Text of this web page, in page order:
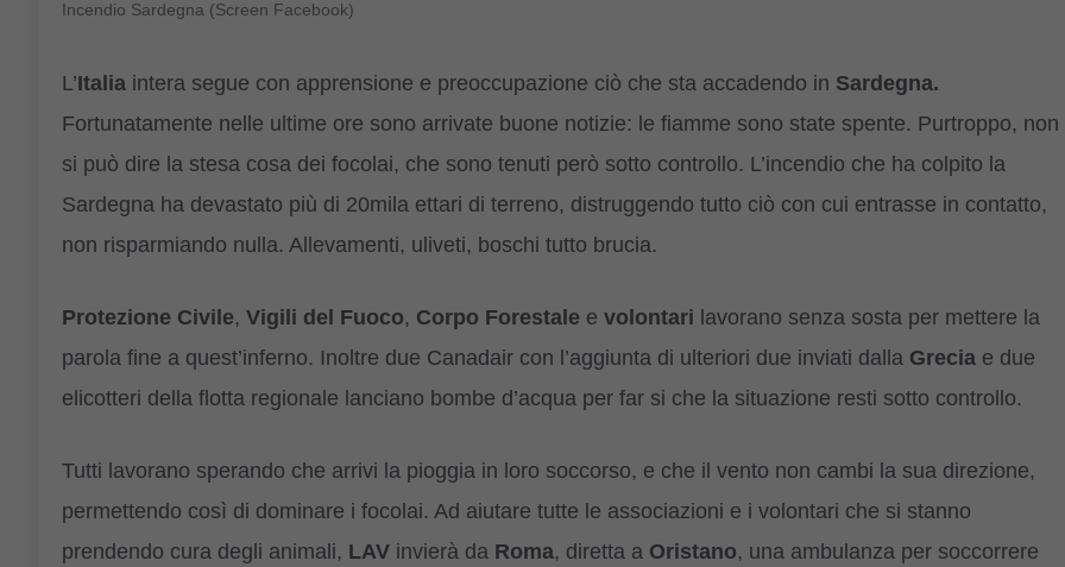
Incendio Sardegna (Screen Facebook)
L’Italia intera segue con apprensione e preoccupazione ciò che sta accadendo in Sardegna.
Fortunatamente nelle ultime ore sono arrivate buone notizie: le fiamme sono state spente. Purtroppo, non
si può dire la stesa cosa dei focolai, che sono tenuti però sotto controllo. L’incendio che ha colpito la
Sardegna ha devastato più di 20mila ettari di terreno, distruggendo tutto ciò con cui entrasse in contatto,
non risparmiando nulla. Allevamenti, uliveti, boschi tutto brucia.
Protezione Civile, Vigili del Fuoco, Corpo Forestale e volontari lavorano senza sosta per mettere la
parola fine a quest’inferno. Inoltre due Canadair con l’aggiunta di ulteriori due inviati dalla Grecia e due
elicotteri della flotta regionale lanciano bombe d’acqua per far si che la situazione resti sotto controllo.
Tutti lavorano sperando che arrivi la pioggia in loro soccorso, e che il vento non cambi la sua direzione,
permettendo così di dominare i focolai. Ad aiutare tutte le associazioni e i volontari che si stanno
prendendo cura degli animali, LAV invierà da Roma, diretta a Oristano, una ambulanza per soccorrere